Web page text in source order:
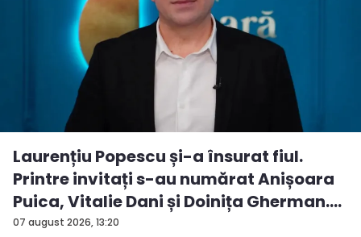
07 august 2026, 13:20
Laurențiu Popescu și-a însurat fiul.
Printre invitați s-au numărat Anișoara
Puica, Vitalie Dani și Doinița Gherman.
P...